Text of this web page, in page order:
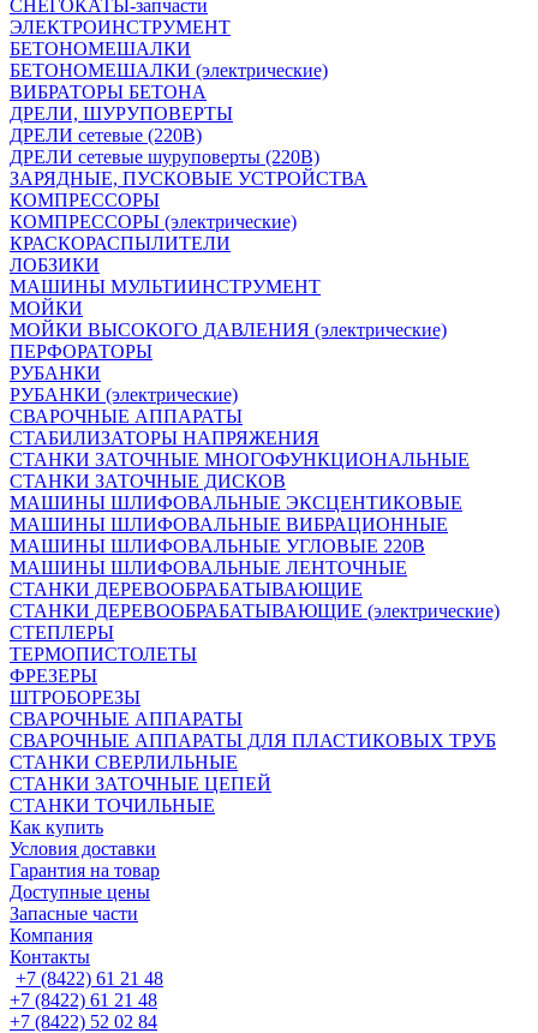
СНЕГОКАТЫ-запчасти
ЭЛЕКТРОИНСТРУМЕНТ
БЕТОНОМЕШАЛКИ
БЕТОНОМЕШАЛКИ (электрические)
ВИБРАТОРЫ БЕТОНА
ДРЕЛИ, ШУРУПОВЕРТЫ
ДРЕЛИ сетевые (220В)
ДРЕЛИ сетевые шуруповерты (220В)
ЗАРЯДНЫЕ, ПУСКОВЫЕ УСТРОЙСТВА
КОМПРЕССОРЫ
КОМПРЕССОРЫ (электрические)
КРАСКОРАСПЫЛИТЕЛИ
ЛОБЗИКИ
МАШИНЫ МУЛЬТИИНСТРУМЕНТ
МОЙКИ
МОЙКИ ВЫСОКОГО ДАВЛЕНИЯ (электрические)
ПЕРФОРАТОРЫ
РУБАНКИ
РУБАНКИ (электрические)
СВАРОЧНЫЕ АППАРАТЫ
СТАБИЛИЗАТОРЫ НАПРЯЖЕНИЯ
СТАНКИ ЗАТОЧНЫЕ МНОГОФУНКЦИОНАЛЬНЫЕ
СТАНКИ ЗАТОЧНЫЕ ДИСКОВ
МАШИНЫ ШЛИФОВАЛЬНЫЕ ЭКСЦЕНТИКОВЫЕ
МАШИНЫ ШЛИФОВАЛЬНЫЕ ВИБРАЦИОННЫЕ
МАШИНЫ ШЛИФОВАЛЬНЫЕ УГЛОВЫЕ 220В
МАШИНЫ ШЛИФОВАЛЬНЫЕ ЛЕНТОЧНЫЕ
СТАНКИ ДЕРЕВООБРАБАТЫВАЮЩИЕ
СТАНКИ ДЕРЕВООБРАБАТЫВАЮЩИЕ (электрические)
СТЕПЛЕРЫ
ТЕРМОПИСТОЛЕТЫ
ФРЕЗЕРЫ
ШТРОБОРЕЗЫ
СВАРОЧНЫЕ АППАРАТЫ
СВАРОЧНЫЕ АППАРАТЫ ДЛЯ ПЛАСТИКОВЫХ ТРУБ
СТАНКИ СВЕРЛИЛЬНЫЕ
СТАНКИ ЗАТОЧНЫЕ ЦЕПЕЙ
СТАНКИ ТОЧИЛЬНЫЕ
Как купить
Условия доставки
Гарантия на товар
Доступные цены
Запасные части
Компания
Контакты
+7 (8422) 61 21 48
+7 (8422) 61 21 48
+7 (8422) 52 02 84